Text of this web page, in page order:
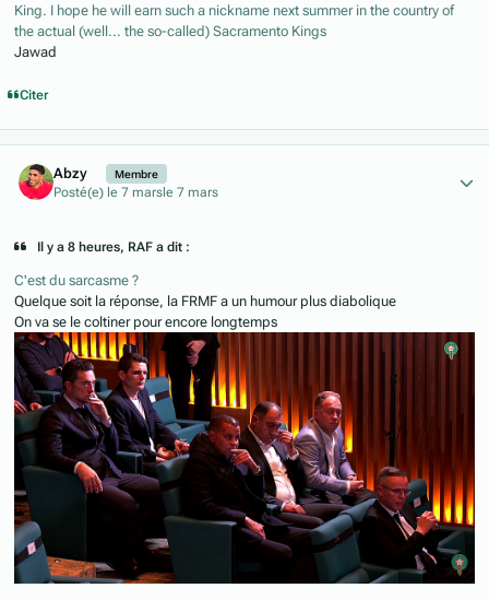
King. I hope he will earn such a nickname next summer in the country of
the actual (well... the so-called) Sacramento Kings
Jawad
Citer
Abzy Membre
Posté(e) le 7 mars le 7 mars
Il y a 8 heures, RAF a dit :
C'est du sarcasme ?
Quelque soit la réponse, la FRMF a un humour plus diabolique
On va se le coltiner pour encore longtemps